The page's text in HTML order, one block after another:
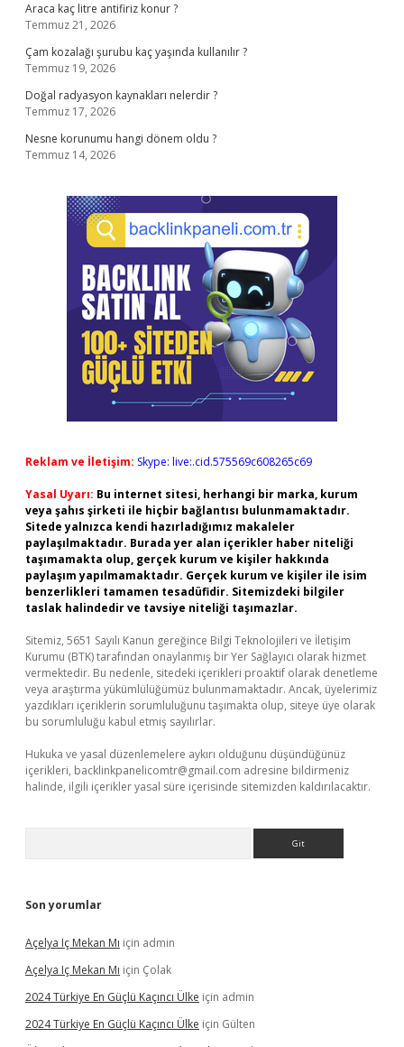
Araca kaç litre antifiriz konur ?
Temmuz 21, 2026
Çam kozalağı şurubu kaç yaşında kullanılır ?
Temmuz 19, 2026
Doğal radyasyon kaynakları nelerdir ?
Temmuz 17, 2026
Nesne korunumu hangi dönem oldu ?
Temmuz 14, 2026
Reklam ve İletişim: Skype: live:.cid.575569c608265c69
Yasal Uyarı: Bu internet sitesi, herhangi bir marka, kurum
veya şahıs şirketi ile hiçbir bağlantısı bulunmamaktadır.
Sitede yalnızca kendi hazırladığımız makaleler
paylaşılmaktadır. Burada yer alan içerikler haber niteliği
taşımamakta olup, gerçek kurum ve kişiler hakkında
paylaşım yapılmamaktadır. Gerçek kurum ve kişiler ile isim
benzerlikleri tamamen tesadüfidir. Sitemizdeki bilgiler
taslak halindedir ve tavsiye niteliği taşımazlar.
Sitemiz, 5651 Sayılı Kanun gereğince Bilgi Teknolojileri ve İletişim
Kurumu (BTK) tarafından onaylanmış bir Yer Sağlayıcı olarak hizmet
vermektedir. Bu nedenle, sitedeki içerikleri proaktif olarak denetleme
veya araştırma yükümlülüğümüz bulunmamaktadır. Ancak, üyelerimiz
yazdıkları içeriklerin sorumluluğunu taşımakta olup, siteye üye olarak
bu sorumluluğu kabul etmiş sayılırlar.
Hukuka ve yasal düzenlemelere aykırı olduğunu düşündüğünüz
içerikleri, backlinkpanelicomtr@gmail.com adresine bildirmeniz
halinde, ilgili içerikler yasal süre içerisinde sitemizden kaldırılacaktır.
Son yorumlar
Açelya Iç Mekan Mı için admin
Açelya Iç Mekan Mı için Çolak
2024 Türkiye En Güçlü Kaçıncı Ülke için admin
2024 Türkiye En Güçlü Kaçıncı Ülke için Gülten